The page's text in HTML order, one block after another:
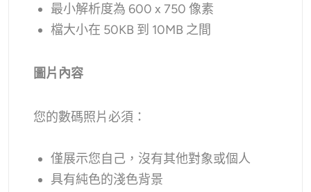
最小解析度為 600 x 750 像素
檔大小在 50KB 到 10MB 之間
圖片內容
您的數碼照片必須：
僅展示您自己，沒有其他對象或個人
具有純色的淺色背景